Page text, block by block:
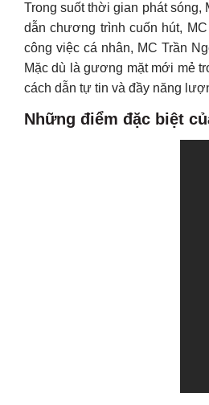
Trong suốt thời gian phát
dẫn chương trình cuốn hút,
công việc cá nhân, MC Trần
Mặc dù là gương mặt mới mẻ
cách dẫn tự tin và đầy năng
Những điểm đặc biệt